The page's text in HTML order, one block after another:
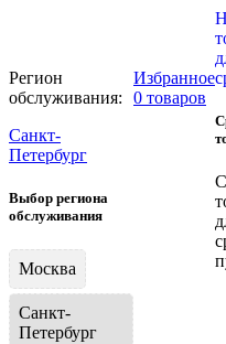
Регион
обслуживания:
Санкт-
Петербург
Выбор региона
обслуживания
Москва
Санкт-
Петербург
Избранное
0 товаров